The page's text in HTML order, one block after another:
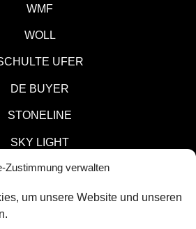
Zustimmung verwalten
um unsere Website und unseren
WMF
WOLL
UFER
DE BUYER
STONELINE
SKY LIGHT
KITCHEN AID
REZEPTE